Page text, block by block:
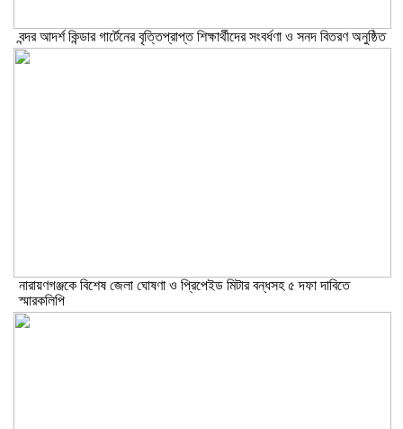
বন্দর আদর্শ কিন্ডার গার্টেনের বৃত্তিপ্রাপ্ত শিক্ষার্থীদের সংবর্ধণা ও সনদ বিতরণ অনুষ্ঠিত
নারায়ণগঞ্জকে বিশেষ জেলা ঘোষণা ও প্রিপেইড মিটার বন্ধসহ ৫ দফা দাবিতে
স্মারকলিপি